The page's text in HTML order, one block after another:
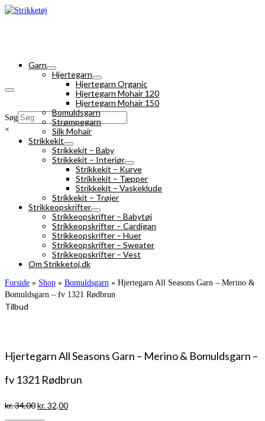
Søg
×
Garn
Hjertegarn
Hjertegarn Organic
Hjertegarn Mohair 120
Hjertegarn Mohair 150
Bomuldsgarn
Strømpegarn
Silk Mohair
Strikkekit
Strikkekit – Baby
Strikkekit – Interiør
Strikkekit – Kurve
Strikkekit – Tæpper
Strikkekit – Vaskeklude
Strikkekit – Trøjer
Strikkeopskrifter
Strikkeopskrifter – Babytøj
Strikkeopskrifter – Cardigan
Strikkeopskrifter – Huer
Strikkeopskrifter – Sweater
Strikkeopskrifter – Vest
Om Strikketoj.dk
Forside » Shop » Bomuldsgarn » Hjertegarn All Seasons Garn – Merino &
Bomuldsgarn – fv 1321 Rødbrun
Tilbud
Hjertegarn All Seasons Garn – Merino & Bomuldsgarn –
fv 1321 Rødbrun
kr.34,00Den
kr.32,00Den